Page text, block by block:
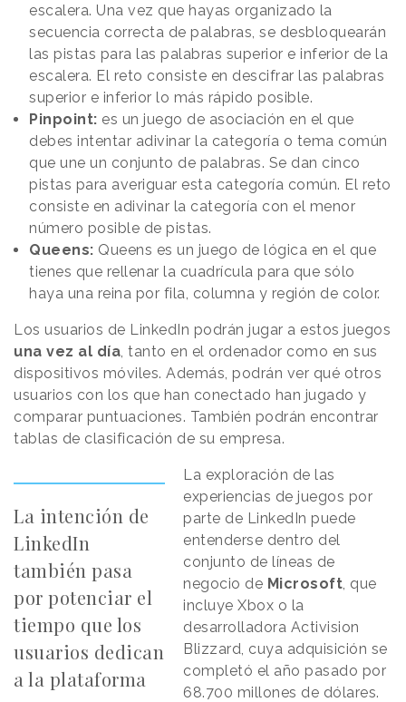
escalera. Una vez que hayas organizado la
secuencia correcta de palabras, se desbloquearán
las pistas para las palabras superior e inferior de la
escalera. El reto consiste en descifrar las palabras
superior e inferior lo más rápido posible.
Pinpoint: es un juego de asociación en el que
debes intentar adivinar la categoría o tema común
que une un conjunto de palabras. Se dan cinco
pistas para averiguar esta categoría común. El reto
consiste en adivinar la categoría con el menor
número posible de pistas.
Queens: Queens es un juego de lógica en el que
tienes que rellenar la cuadrícula para que sólo
haya una reina por fila, columna y región de color.
Los usuarios de LinkedIn podrán jugar a estos juegos
una vez al día , tanto en el ordenador como en sus
dispositivos móviles. Además, podrán ver qué otros
usuarios con los que han conectado han jugado y
comparar puntuaciones. También podrán encontrar
tablas de clasificación de su empresa.
La intención de
LinkedIn
también pasa
por potenciar el
tiempo que los
usuarios dedican
a la plataforma
La exploración de las
experiencias de juegos por
parte de LinkedIn puede
entenderse dentro del
conjunto de líneas de
negocio de Microsoft , que
incluye Xbox o la
desarrolladora Activision
Blizzard, cuya adquisición se
completó el año pasado por
68.700 millones de dólares.